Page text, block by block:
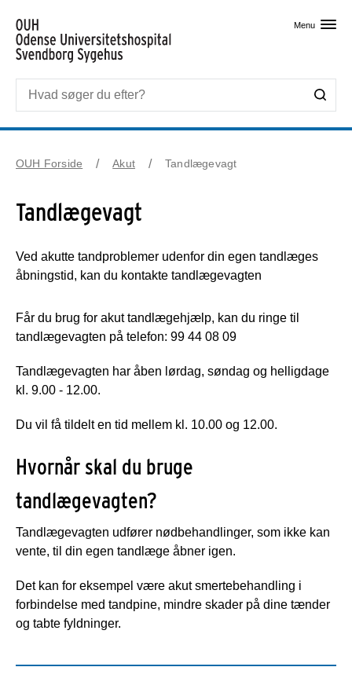
Menu
OUH Forside Akut Tandlægevagt
Tandlægevagt
Ved akutte tandproblemer udenfor din egen tandlæges
åbningstid, kan du kontakte tandlægevagten
Får du brug for akut tandlægehjælp, kan du ringe til
tandlægevagten på telefon: 99 44 08 09
Tandlægevagten har åben lørdag, søndag og helligdage
kl. 9.00 - 12.00.
Du vil få tildelt en tid mellem kl. 10.00 og 12.00.
Hvornår skal du bruge
tandlægevagten?
Tandlægevagten udfører nødbehandlinger, som ikke kan
vente, til din egen tandlæge åbner igen.
Det kan for eksempel være akut smertebehandling i
forbindelse med tandpine, mindre skader på dine tænder
og tabte fyldninger.